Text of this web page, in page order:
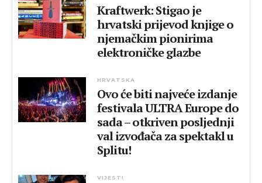
Kraftwerk: Stigao je
hrvatski prijevod knjige o
njemačkim pionirima
elektroničke glazbe
HRVATSKA
Ovo će biti najveće izdanje
festivala ULTRA Europe do
sada – otkriven posljednji
val izvođača za spektakl u
Splitu!
VIJESTI